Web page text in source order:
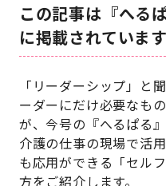
この記事は『へる
に掲載されています
「リーダーシップ」と
ーダーにだけ必要なも
が、今号の『へるぱる
介護の仕事の現場で活
も応用ができる「セル
方をご紹介します。